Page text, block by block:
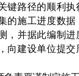
键路径的顺利执
的施工进度数
，并据此编制
向建设单位提